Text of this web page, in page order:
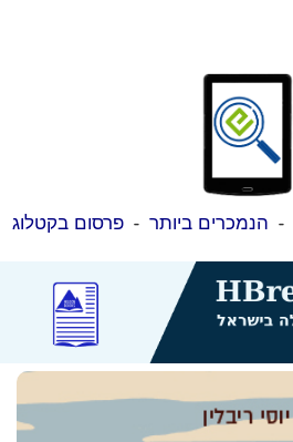
- הנמכרים ביותר -פרסום בקטלוג